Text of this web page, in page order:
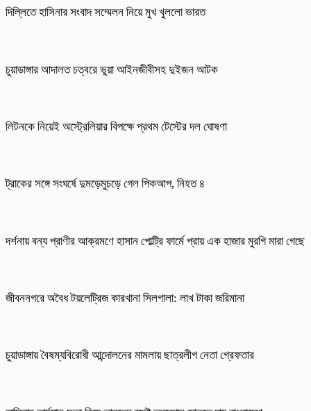
দিল্লিতে হাসিনার সংবাদ সম্মেলন নিয়ে মুখ খুললো ভারত
চুয়াডাঙ্গার আদালত চত্বরে ভুয়া আইনজীবীসহ দুইজন আটক
লিটনকে নিয়েই অস্ট্রেলিয়ার বিপক্ষে প্রথম টেস্টের দল ঘোষণা
ট্রাকের সঙ্গে সংঘর্ষে দুমড়েমুচড়ে গেল পিকআপ, নিহত ৪
দর্শনায় বন্য প্রাণীর আক্রমণে হাসান পোল্ট্রি ফার্মে প্রায় এক হাজার মুরগি মারা গেছে
জীবননগরে অবৈধ টয়লেট্রিজ কারখানা সিলগালা: লাখ টাকা জরিমানা
চুয়াডাঙ্গায় বৈষম্যবিরোধী আন্দোলনের মামলায় ছাত্রলীগ নেতা গ্রেফতার